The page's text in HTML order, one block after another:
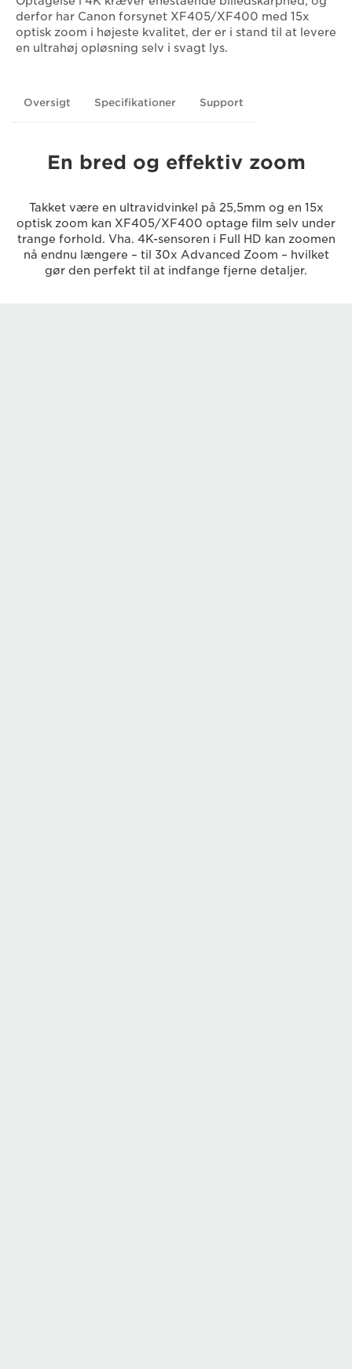
derfor har Canon forsynet XF405/XF400 med 15x
optisk zoom i højeste kvalitet, der er i stand til at levere
en ultrahøj opløsning selv i svagt lys.
Oversigt Specifikationer Support
En bred og effektiv zoom
Takket være en ultravidvinkel på 25,5mm og en 15x
optisk zoom kan XF405/XF400 optage film selv under
trange forhold. Vha. 4K-sensoren i Full HD kan zoomen
nå endnu længere – til 30x Advanced Zoom – hvilket
gør den perfekt til at indfange fjerne detaljer.